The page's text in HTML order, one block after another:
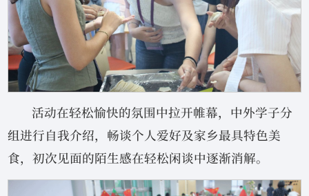
活动在轻松愉快的氛围中拉开帷幕，中外学子分
组进行自我介绍，畅谈个人爱好及家乡最具特色美
食，初次见面的陌生感在轻松闲谈中逐渐消解。